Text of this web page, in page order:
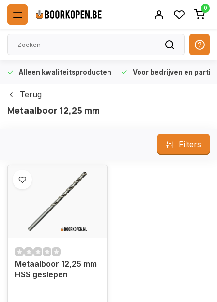
0
Alleen kwaliteitsproducten Voor bedrijven en
Terug
Metaalboor 12,25 mm
Filters
Metaalboor 12,25 mm
HSS geslepen